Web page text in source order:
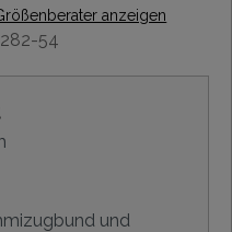
anzeigen
54
und